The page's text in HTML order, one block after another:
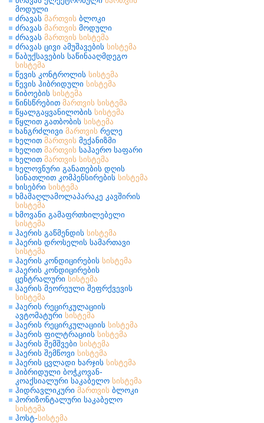
მოდული
ძრავას მართვის ბლოკი
ძრავას მართვის მოდული
ძრავას მართვის სისტემა
ძრავას ცივი ამუშავების სისტემა
წაბუქსავების საწინააღმდეგო
სისტემა
წევის კონტროლის სისტემა
წევის ჰიბრიდული სისტემა
წიბოების სისტემა
წინსწრებით მართვის სისტემა
წყალგაყვანილობის სისტემა
წყლით გათბობის სისტემა
ხანგრძლივი მართვის რელე
ხელით მართვის მექანიზმი
ხელით მართვის საჰაერო საფარი
ხელით მართვის სისტემა
ხელოვნური განათების დღის
სინათლით კომპენსირების სისტემა
ხისებრი სისტემა
ხმამაღლამოლაპარაკე კავშირის
სისტემა
ხმოვანი გამაფრთხილებელი
სისტემა
ჰაერის გაწმენდის სისტემა
ჰაერის დროსელის სამართავი
სისტემა
ჰაერის კონდიცირების სისტემა
ჰაერის კონდიცირების
ცენტრალური სისტემა
ჰაერის მეორეული შეფრქვევის
სისტემა
ჰაერის რეცირკულაციის
ავტომატური სისტემა
ჰაერის რეცირკულაციის სისტემა
ჰაერის ფილტრაციის სისტემა
ჰაერის შემშვები სისტემა
ჰაერის შემწოვი სისტემა
ჰაერის ცვლადი ხარჯის სისტემა
ჰიბრიდული ბოჭკოვან-
კოაქსიალური საკაბელო სისტემა
ჰიდრავლიკური მართვის ბლოკი
ჰორიზონტალური საკაბელო
სისტემა
ჰოსტ-სისტემა